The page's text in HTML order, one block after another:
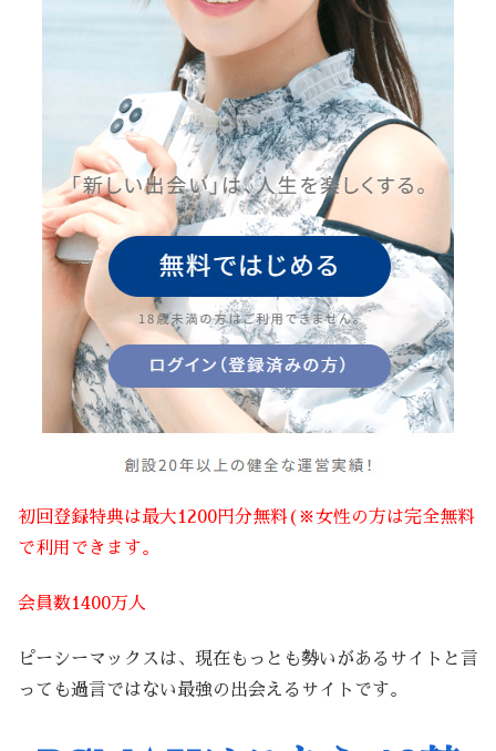
初回登録特典は最大1200円分無料(※女性の方は完全無料
で利用できます。
会員数1400万人
ピーシーマックスは、現在もっとも勢いがあるサイトと言
っても過言ではない最強の出会えるサイトです。